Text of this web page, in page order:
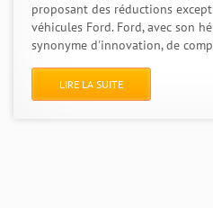
proposant des réductions
véhicules Ford. Ford, avec son
synonyme d'innovation, de
LIRE LA SUITE